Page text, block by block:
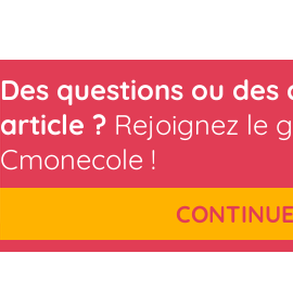
Des questions ou
article ? Rejoignez le
Cmonecole !